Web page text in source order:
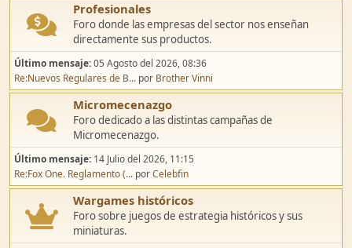
Profesionales
Foro donde las empresas del sector nos enseñan
directamente sus productos.
Último mensaje:05 Agosto del 2026, 08:36
Re:Nuevos Regulares de B... por Brother Vinni
Micromecenazgo
Foro dedicado a las distintas campañas de
Micromecenazgo.
Último mensaje: 14 Julio del 2026, 11:15
Re:Fox One. Reglamento (... porCelebfin
Wargames históricos
Foro sobre juegos de estrategia históricos y sus
miniaturas.